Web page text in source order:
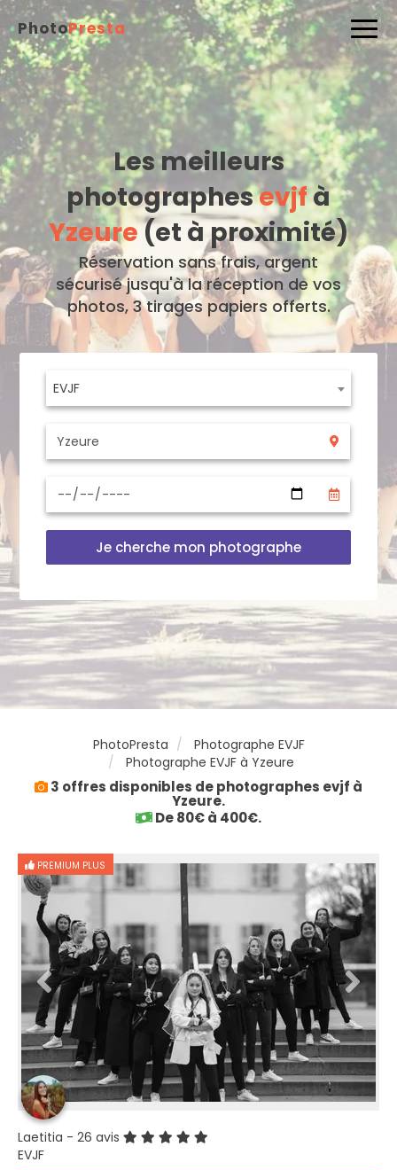
PhotoPresta
Les meilleurs
photographesevjfà
Yzeure(et à proximité)
Réservation sans frais, argent
sécurisé jusqu'à la réception de vos
photos, 3 tirages papiers offerts.
EVJF
Je cherche mon photographe
PhotoPresta
Photographe EVJF
Photographe EVJF à Yzeure
3 offres disponibles de photographes evjf à
Yzeure.
De 80€ à 400€.
PREMIUM PLUS
Laetitia - 26 avis
EVJF